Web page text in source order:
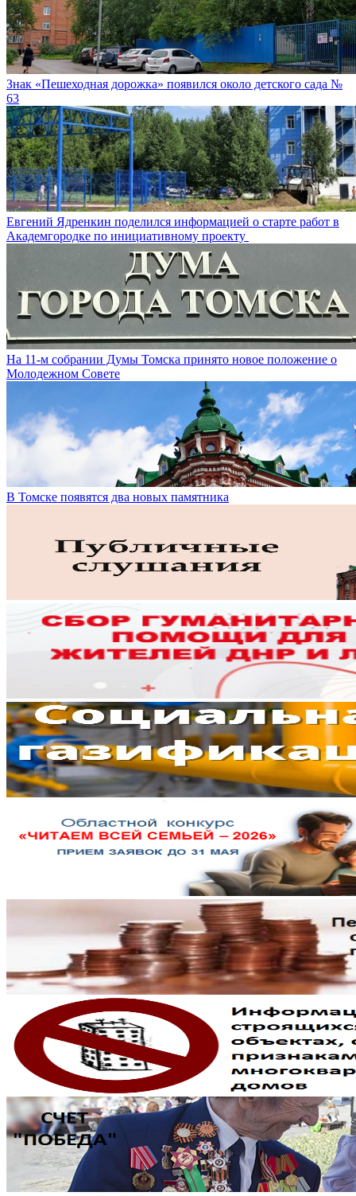
Знак «Пешеходная дорожка» появился около детского сада №
63
Евгений Ядренкин поделился информацией о старте работ в
Академгородке по инициативному проекту
На 11-м собрании Думы Томска принято новое положение о
Молодежном Совете
В Томске появятся два новых памятника